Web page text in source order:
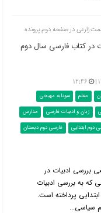
زارعی در صفحه دوم پرونده
در کتاب فارسی سال دوم
۱۲:۴۶
معلم
سودابه مهیجی
زبان و ادبیات فارسی
مدارس
دوم ابتدایی
فارسی دوم دبستان
بررسی ادبیات در
که به بررسی ادبیات
پرداخته است.
سیاسی...